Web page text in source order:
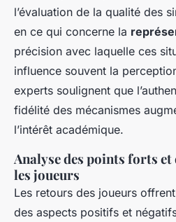
l’évaluation de la qualité des
en ce qui concerne la
précision avec laquelle ces
influence souvent la
experts soulignent que
fidélité des mécanismes
l’intérêt académique.
Analyse des points forts et
les joueurs
Les retours des joueurs
des aspects positifs et